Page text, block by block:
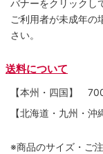
バナーをクリックし
ご利用者が未成年の
さい。
送料について
【本州・四国】
【北海道・九州・
※商品のサイズ・ご